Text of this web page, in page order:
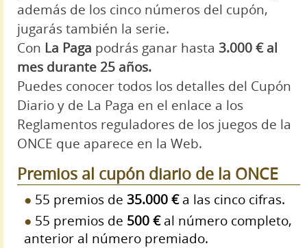
además de los cinco números del cupón,
jugarás también la serie.
Con La Paga podrás ganar hasta 3.000 € al
mes durante 25 años.
Puedes conocer todos los detalles del Cupón
Diario y de La Paga en el enlace a los
Reglamentos reguladores de los juegos de la
ONCE que aparece en la Web.
Premios al cupón diario de la ONCE
55 premios de 35.000 €a las cinco cifras.
55 premios de 500 €al número completo,
anterior al número premiado.